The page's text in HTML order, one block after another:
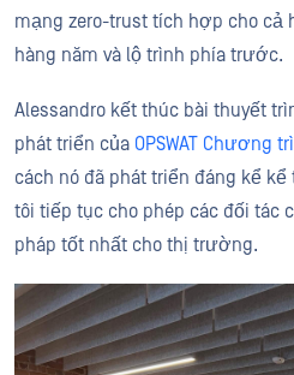
mạng zero-trust tích hợp cho cả
hàng năm và lộ trình phía trước.
Alessandro kết thúc bài thuyết
phát triển của OPSWAT Chương
cách nó đã phát triển đáng kể kể
tôi tiếp tục cho phép các đối tác
pháp tốt nhất cho thị trường.